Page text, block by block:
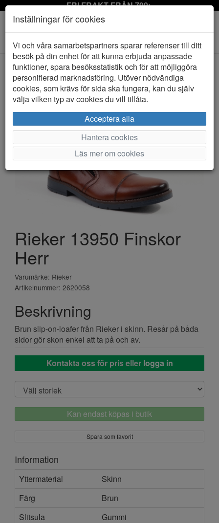
FRI FRAKT FRÅN 799:-
Toggle
navigation
HEM RIEKER
Rieker 13950 Finskor
Herr
Varumärke: Rieker
Artikelnummer: 2620058
Beskrivning
Brun slip-on-loafer från Rieker i skinn. Resår på båda
sidor gör skon enkel att ta på och av.
Kontakta oss för pris eller logga in
Kan endast köpas i butik
Spara som favorit
Information
Yttermaterial
Skinn
Färg
Brun
Slitsula
Gummi
Inställningar för cookies
Vi och våra samarbetspartners sparar referenser till ditt
besök på din enhet för att kunna erbjuda anpassade
funktioner, spara besöksstatistik och för att möjliggöra
personifierad marknadsföring. Utöver nödvändiga
cookies, som krävs för sida ska fungera, kan du själv
välja vilken typ av cookies du vill tillåta.
Acceptera alla
Hantera cookies
Läs mer om cookies